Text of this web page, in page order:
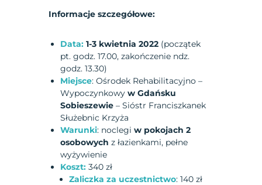
Informacje szczegółowe:
Data: 1-3 kwietnia 2022 (początek
pt. godz. 17.00, zakończenie ndz.
godz. 13.30)
Miejsce: Ośrodek Rehabilitacyjno –
Wypoczynkowyw Gdańsku
Sobieszewie– Sióstr Franciszkanek
Służebnic Krzyża
Warunki: noclegiw pokojach 2
osobowych z łazienkami, pełne
wyżywienie
Koszt:340 zł
Zaliczka za uczestnictwo: 140 zł